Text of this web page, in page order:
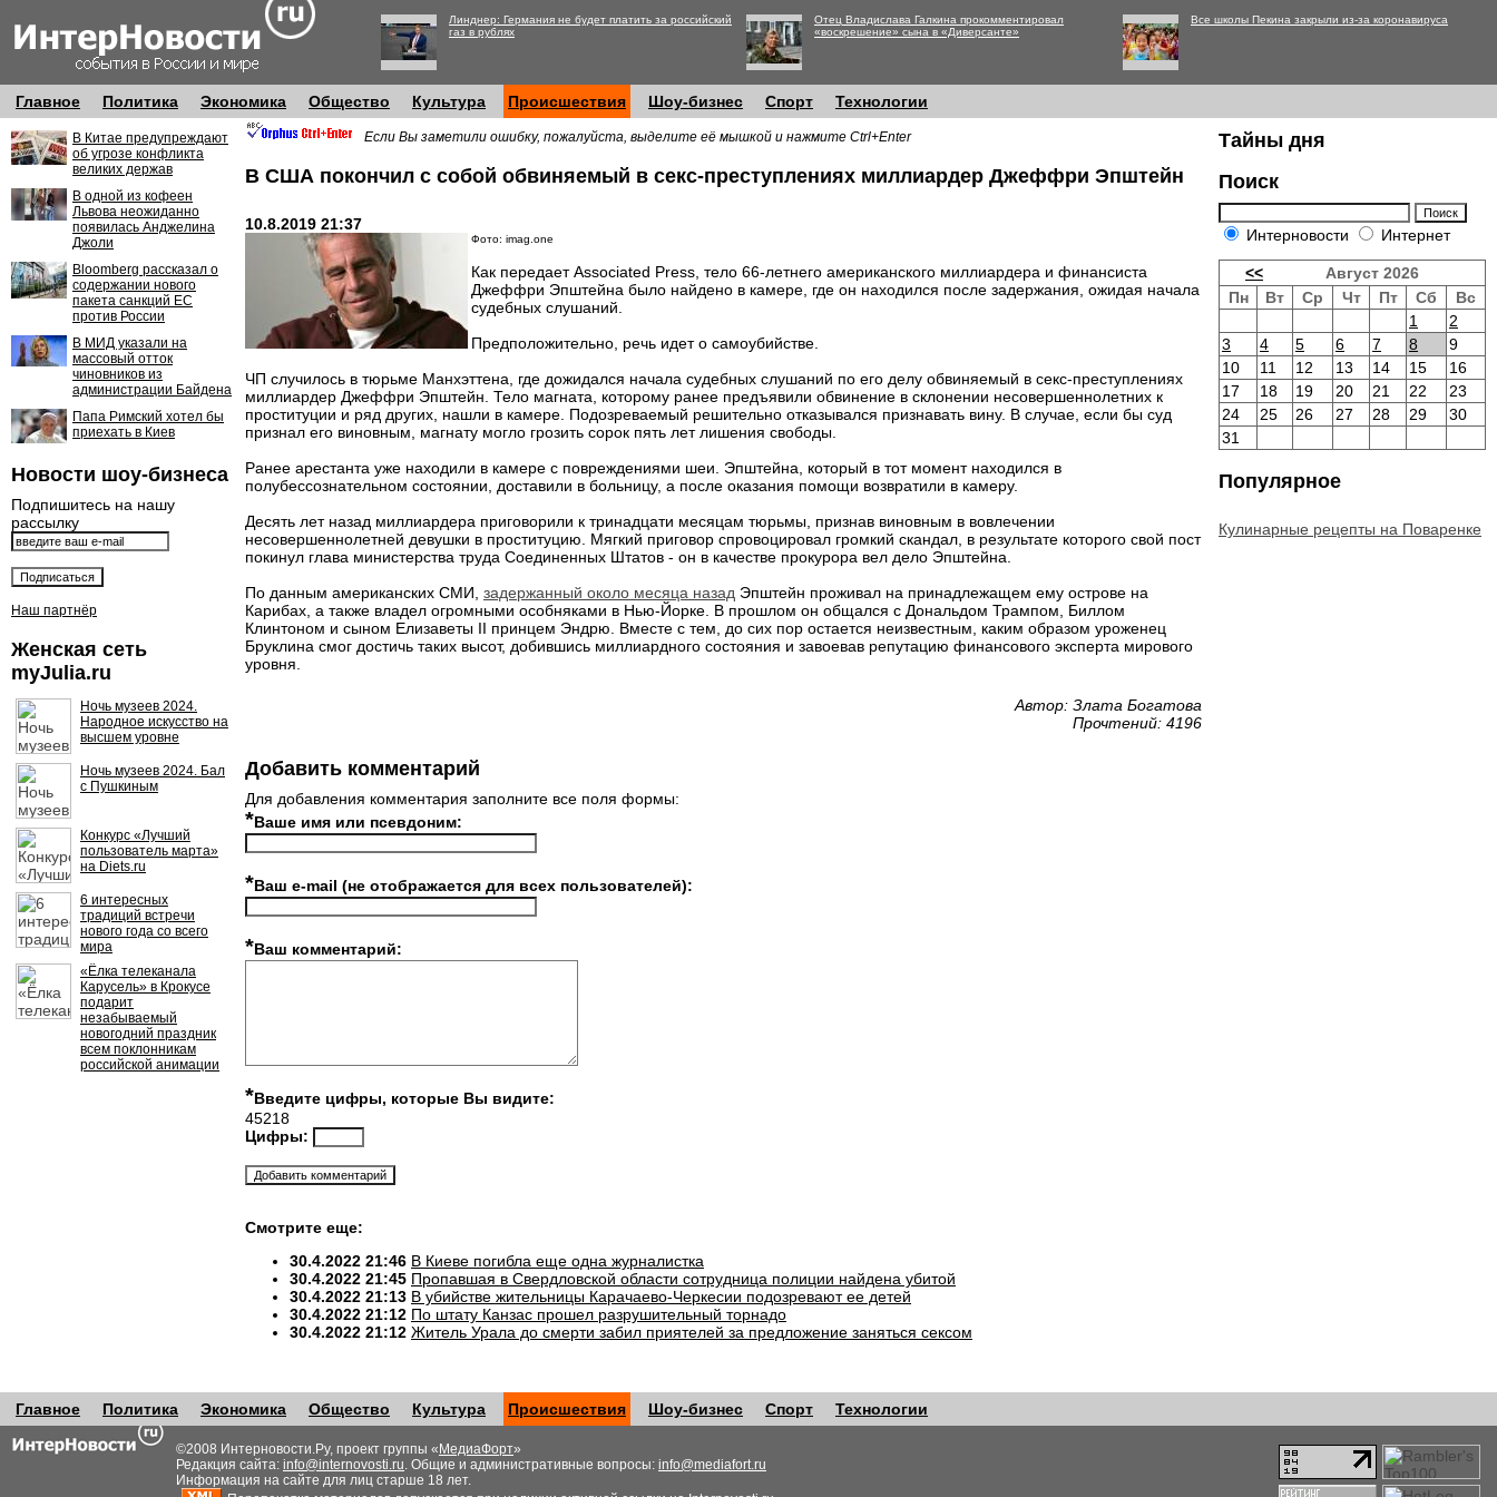
Линднер: Германия не будет платить за российский
газ в рублях
Отец Владислава Галкина прокомментировал
«воскрешение» сына в «Диверсанте»
Все школы Пекина закрыли из-за коронавируса
Главное Политика Экономика Общество Культура Происшествия Шоу-бизнес Спорт Технологии
В Китае предупреждают
об угрозе конфликта
великих держав
В одной из кофеен
Львова неожиданно
появилась Анджелина
Джоли
Bloomberg рассказал о
содержании нового
пакета санкций ЕС
против России
В МИД указали на
массовый отток
чиновников из
администрации Байдена
Папа Римский хотел бы
приехать в Киев
Новости шоу-бизнеса
Подпишитесь на нашу
рассылку
Наш партнёр
Женская сеть
myJulia.ru
Ночь музеев 2024.
Народное искусство на
высшем уровне
Ночь музеев 2024. Бал
с Пушкиным
Конкурс «Лучший
пользователь марта»
на Diets.ru
6 интересных
традиций встречи
нового года со всего
мира
«Ёлка телеканала
Карусель» в Крокусе
подарит
незабываемый
новогодний праздник
всем поклонникам
российской анимации
Если Вы заметили ошибку, пожалуйста, выделите её мышкой и нажмите Ctrl+Enter
В США покончил с собой обвиняемый в секс-преступлениях миллиардер Джеффри Эпштейн
10.8.2019 21:37
Фото: imag.one
Как передает Associated Press, тело 66-летнего американского миллиардера и финансиста
Джеффри Эпштейна было найдено в камере, где он находился после задержания, ожидая начала
судебных слушаний.
Предположительно, речь идет о самоубийстве.
ЧП случилось в тюрьме Манхэттена, где дожидался начала судебных слушаний по его делу обвиняемый в секс-преступлениях
миллиардер Джеффри Эпштейн. Тело магната, которому ранее предъявили обвинение в склонении несовершеннолетних к
проституции и ряд других, нашли в камере. Подозреваемый решительно отказывался признавать вину. В случае, если бы суд
признал его виновным, магнату могло грозить сорок пять лет лишения свободы.
Ранее арестанта уже находили в камере с повреждениями шеи. Эпштейна, который в тот момент находился в
полубессознательном состоянии, доставили в больницу, а после оказания помощи возвратили в камеру.
Десять лет назад миллиардера приговорили к тринадцати месяцам тюрьмы, признав виновным в вовлечении
несовершеннолетней девушки в проституцию. Мягкий приговор спровоцировал громкий скандал, в результате которого свой пост
покинул глава министерства труда Соединенных Штатов - он в качестве прокурора вел дело Эпштейна.
По данным американских СМИ, задержанный около месяца назад Эпштейн проживал на принадлежащем ему острове на
Карибах, а также владел огромными особняками в Нью-Йорке. В прошлом он общался с Дональдом Трампом, Биллом
Клинтоном и сыном Елизаветы II принцем Эндрю. Вместе с тем, до сих пор остается неизвестным, каким образом уроженец
Бруклина смог достичь таких высот, добившись миллиардного состояния и завоевав репутацию финансового эксперта мирового
уровня.
Автор: Злата Богатова
Прочтений: 4196
Добавить комментарий
Для добавления комментария заполните все поля формы:
*Ваше имя или псевдоним:
*Ваш e-mail (не отображается для всех пользователей):
*Ваш комментарий:
*Введите цифры, которые Вы видите:
45218
Цифры:
Смотрите еще:
30.4.2022 21:46 В Киеве погибла еще одна журналистка
30.4.2022 21:45 Пропавшая в Свердловской области сотрудница полиции найдена убитой
30.4.2022 21:13 В убийстве жительницы Карачаево-Черкесии подозревают ее детей
30.4.2022 21:12 По штату Канзас прошел разрушительный торнадо
30.4.2022 21:12 Житель Урала до смерти забил приятелей за предложение заняться сексом
Тайны дня
Поиск
Интерновости Интернет
<<
Август 2026
Пн
Вт Ср Чт Пт Сб
Вс
1
2
3
4 5 6 7 8
9
10
11 12 13 14 15
16
17
18 19 20 21 22
23
24
25 26 27 28 29
30
31
Популярное
Кулинарные рецепты на Поваренке
Главное Политика Экономика Общество Культура Происшествия Шоу-бизнес Спорт Технологии
©2008 Интерновости.Ру, проект группы « МедиаФорт»
Редакция сайта: info@internovosti.ru. Общие и административные вопросы: info@mediafort.ru
Информация на сайте для лиц старше 18 лет.